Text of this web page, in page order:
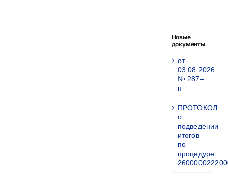
Новые
документы
от
03.08.2026
№ 287–
п
ПРОТОКОЛ
о
подведении
итогов
по
процедуре